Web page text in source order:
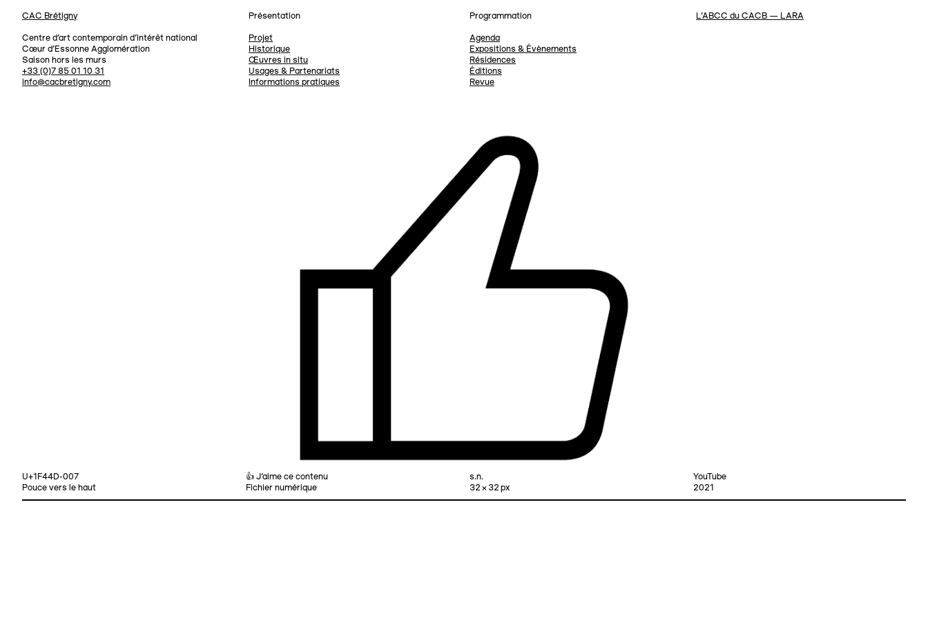
CAC Brétigny
Navigation
L’ABCC du CACB — LARA
Présentation
Projet
Historique
Œuvres in situ
Usages & Partenariats
Informations pratiques
Programmation
Agenda
Expositions & Évènements
Résidences
Éditions
Revue
Centre d’art contemporain d’intérêt national
Cœur d’Essonne Agglomération
Saison hors les murs
+33 (0)7 85 01 10 31
info@cacbretigny.com
U+1F44D-007
Pouce vers le haut
👍 J’aime ce contenu
Fichier numérique
s.n.
32 × 32 px
YouTube
2021